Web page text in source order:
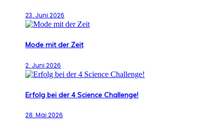
23. Juni 2026
Mode mit der Zeit
2. Juni 2026
Erfolg bei der 4 Science Challenge!
28. Mai 2026